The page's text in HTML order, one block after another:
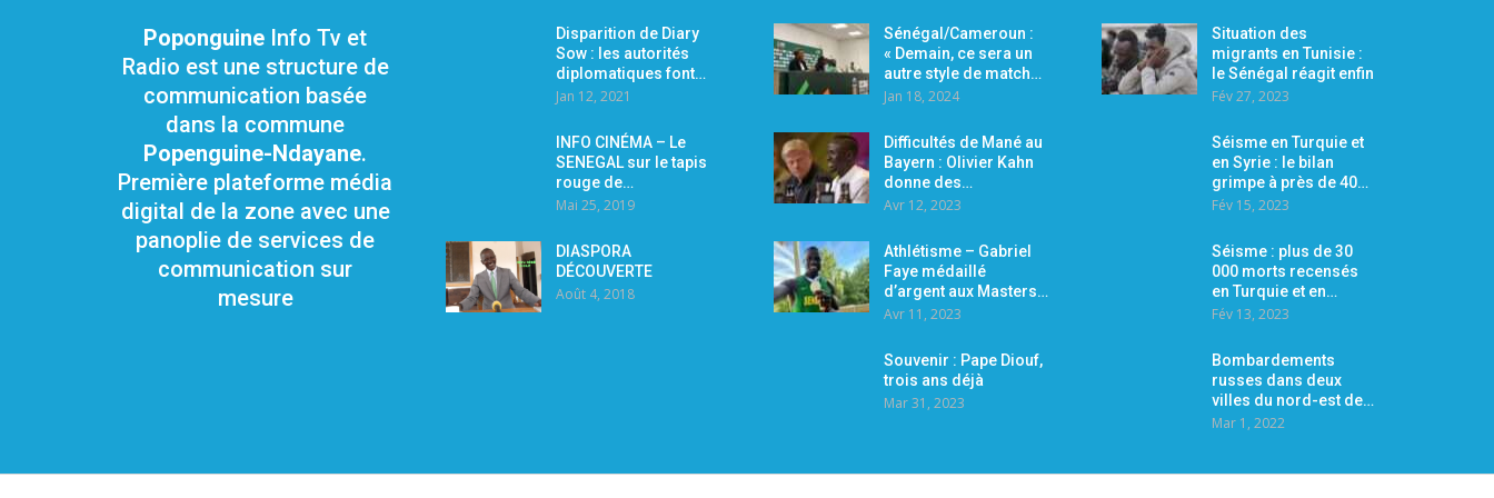
Poponguine Info Tv et
Radio est une structure de
communication basée
dans la commune
Popenguine-Ndayane.
Première plateforme média
digital de la zone avec une
panoplie de services de
communication sur
mesure
Disparition de Diary
Sow : les autorités
diplomatiques font…
Jan 12, 2021
INFO CINÉMA – Le
SENEGAL sur le tapis
rouge de…
Mai 25, 2019
DIASPORA
DÉCOUVERTE
Août 4, 2018
Sénégal/Cameroun :
« Demain, ce sera un
autre style de match…
Jan 18, 2024
Difficultés de Mané au
Bayern : Olivier Kahn
donne des…
Avr 12, 2023
Athlétisme – Gabriel
Faye médaillé
d’argent aux Masters…
Avr 11, 2023
Souvenir : Pape Diouf,
trois ans déjà
Mar 31, 2023
Situation des
migrants en Tunisie :
le Sénégal réagit enfin
Fév 27, 2023
Séisme en Turquie et
en Syrie : le bilan
grimpe à près de 40…
Fév 15, 2023
Séisme : plus de 30
000 morts recensés
en Turquie et en…
Fév 13, 2023
Bombardements
russes dans deux
villes du nord-est de…
Mar 1, 2022